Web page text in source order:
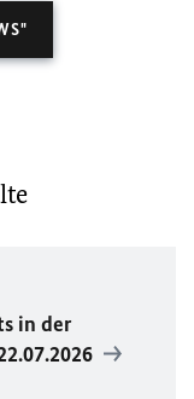
in der